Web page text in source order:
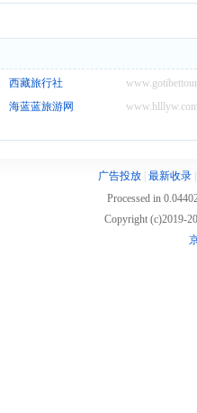
西藏旅行社
海蓝蓝旅游网
广告投放 最新收录
Processed in
Copyright (c)2019-